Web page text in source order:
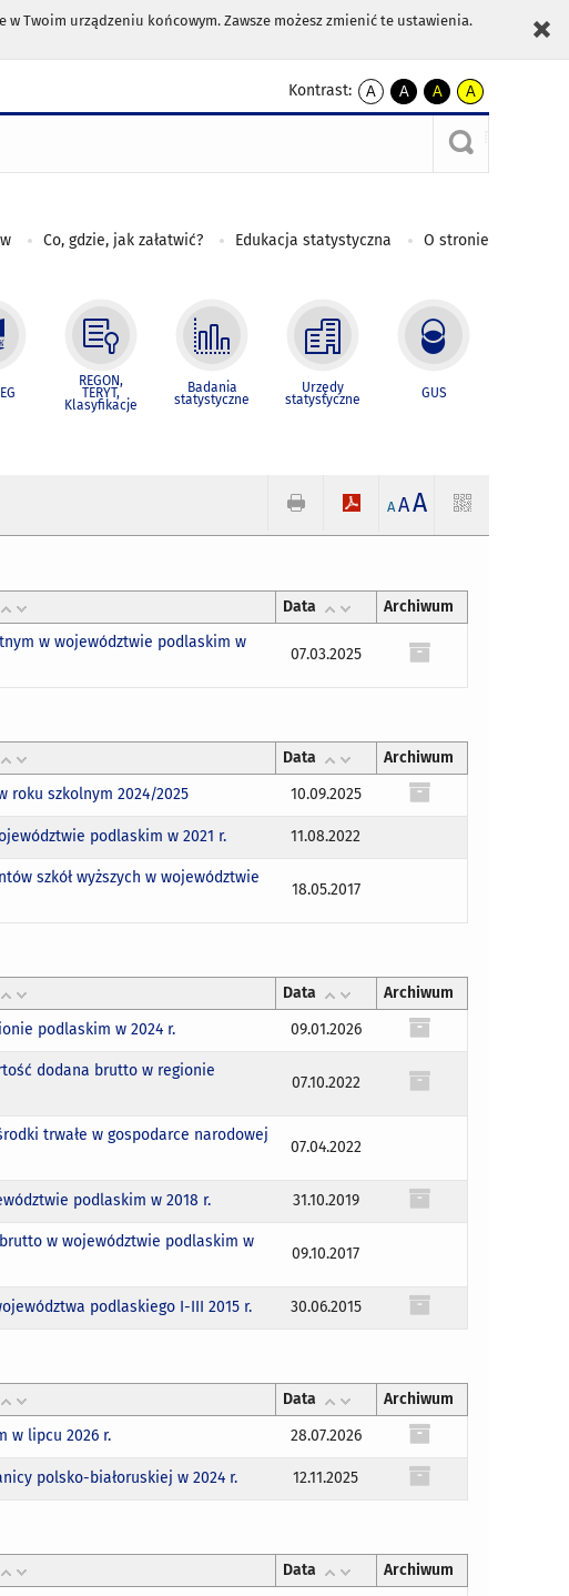
Twoim urządzeniu końcowym. Zawsze możesz zmienić te ustawienia.
Kontrast:
A
kontrast
A
kontrast
czarnym
A
kontrast
żółty
tekst
czarnym
A
kontrast
czarny
tekst
żółtym
Co, gdzie, jak załatwić? Edukacja statystyczna O stronie
REGON,
TERYT,
Klasyfikacje
Badania
statystyczne
Urzędy
statystyczne GUS
A AA
Data Archiwum
w województwie podlaskim w
07.03.2025
Data
Archiwum
roku szkolnym 2024/2025 10.09.2025
podlaskim w 2021 r. 11.08.2022
szkół wyższych w województwie
18.05.2017
Data
Archiwum
podlaskim w 2024 r. 09.01.2026
dodana brutto w regionie
07.10.2022
trwałe w gospodarce narodowej
07.04.2022
podlaskim w 2018 r. 31.10.2019
w województwie podlaskim w
09.10.2017
podlaskiego I-III 2015 r. 30.06.2015
Data
Archiwum
w lipcu 2026 r. 28.07.2026
polsko-białoruskiej w 2024 r. 12.11.2025
Data
Archiwum